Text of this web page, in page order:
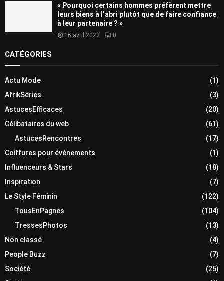
« Pourquoi certains hommes préfèrent mettre
leurs biens à l’abri plutôt que de faire confiance
à leur partenaire ? »
16 avril 2023 0
CATÉGORIES
Actu Mode
(1)
AfrikSéries
(3)
AstucesEfficaces
(20)
Célibataires du web
(61)
AstucesRencontres
(17)
Coiffures pour événements
(1)
Influenceurs & Stars
(18)
Inspiration
(7)
Le Style Féminin
(122)
TousEnPagnes
(104)
TressesPhotos
(13)
Non classé
(4)
People Buzz
(7)
Société
(25)